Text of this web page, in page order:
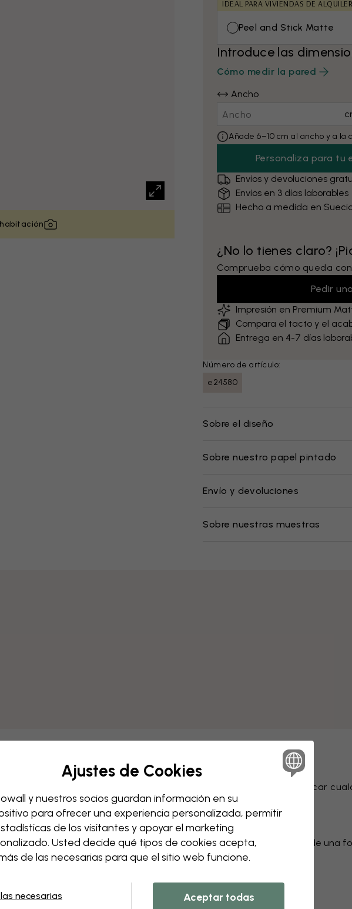
IDEAL PARA VIVIENDAS DE ALQUILER
Peel and Stick Matte
Introduce las
Cómo medir la pared
Ancho
Añade 6–10 cm al ancho y a la
Personaliza para tu
Envíos y devoluciones
Envíos en 3 días laborables
Hecho a medida en
¿No lo tienes claro?
Comprueba cómo queda
Pedir
Impresión en Premium
Compara el tacto y el
Entrega en 4-7 días
Número de artículo:
e24580
Sobre el diseño
Sobre nuestro papel pintado
Envío y devoluciones
Sobre nuestras muestras
Modifica tu papel pintado
Nuestro equipo de diseño puede modificar
Cambia el tamaño o los colores
Añade o elimina un elemento
Personaliza un detalle
Crea tu propio papel pintado a partir de una
Solicita tus cambios
Ajustes de Cookies
y nuestros socios guardan información en su
para ofrecer una experiencia personalizada, permitir
de los visitantes y apoyar el marketing
Usted decide qué tipos de cookies acepta,
de las necesarias para que el sitio web funcione.
necesarias Aceptar todas